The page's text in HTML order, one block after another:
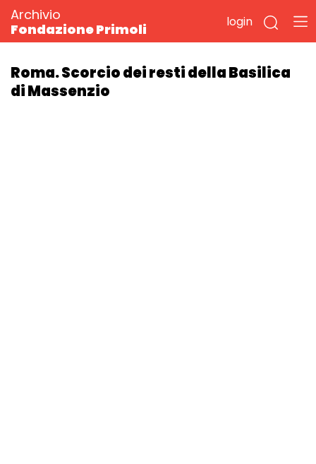
Archivio
Fondazione Primoli
login
Roma. Scorcio dei resti della Basilica
di Massenzio